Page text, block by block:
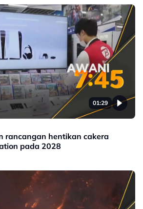
01:29
rancangan hentikan cakera
pada 2028